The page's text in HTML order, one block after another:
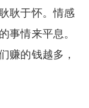
耿于怀。情感
事情来平息。
赚的钱越多，